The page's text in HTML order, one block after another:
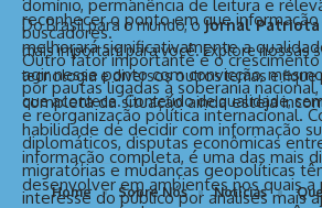
domínio, permanência de leitura e
buscadores.
Outro fator importante é o
por pautas ligadas à soberania
e reorganização política internacional.
diplomáticos, disputas econômicas
migratórias e mudanças geopolíticas
interesse do público por análises mais
reconhecer o ponto em que informação
melhorará significativamente a
agir nesse ponto com convicção,
completa da situação ainda esteja
habilidade de decidir com informação
informação completa, é uma das mais
desenvolver em ambientes nos quais a
Do Brasil para o mundo, oJornal Patriota
mais importam para você. Explore nossas
tecnologia e diversos outros temas e
que acontece. Conteúdo de qualidade,
Home Sobre Nós Notícias